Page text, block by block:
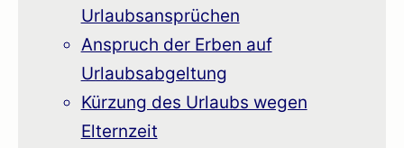
Urlaubsansprüchen
Anspruch der Erben auf
Urlaubsabgeltung
Kürzung des Urlaubs wegen
Elternzeit